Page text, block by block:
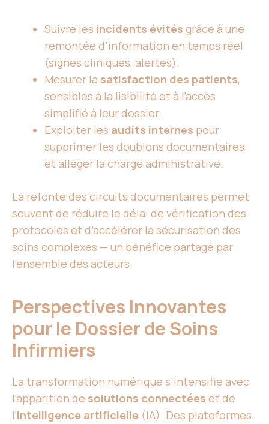
Suivre les incidents évités grâce à une
remontée d’information en temps réel
(signes cliniques, alertes).
Mesurer la satisfaction des patients,
sensibles à la lisibilité et à l’accès
simplifié à leur dossier.
Exploiter les audits internes pour
supprimer les doublons documentaires
et alléger la charge administrative.
La refonte des circuits documentaires permet
souvent de réduire le délai de vérification des
protocoles et d’accélérer la sécurisation des
soins complexes — un bénéfice partagé par
l’ensemble des acteurs.
Perspectives Innovantes
pour le Dossier de Soins
Infirmiers
La transformation numérique s’intensifie avec
l’apparition de solutions connectées et de
l’intelligence artificielle (IA). Des plateformes